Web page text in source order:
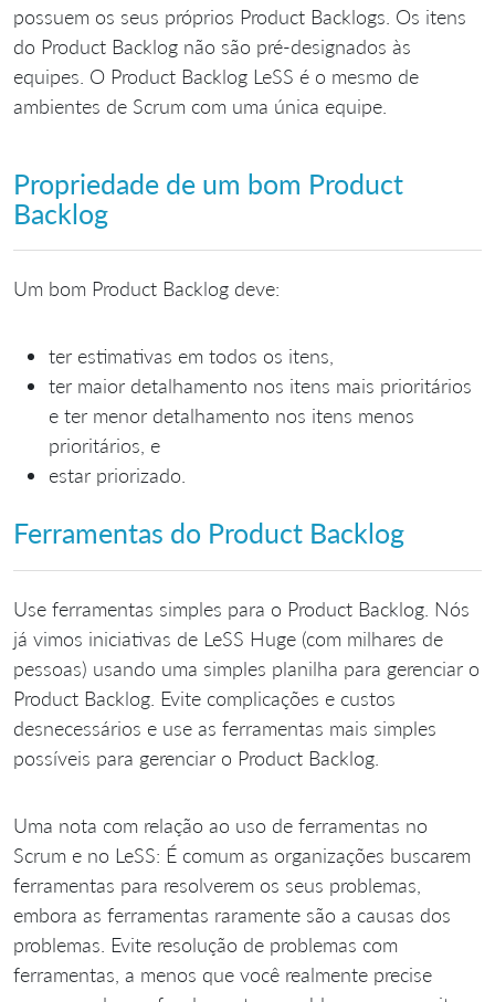
possuem os seus próprios Product Backlogs. Os itens
do Product Backlog não são pré-designados às
equipes. O Product Backlog LeSS é o mesmo de
ambientes de Scrum com uma única equipe.
Propriedade de um bom Product
Backlog
Um bom Product Backlog deve:
ter estimativas em todos os itens,
ter maior detalhamento nos itens mais prioritários
e ter menor detalhamento nos itens menos
prioritários, e
estar priorizado.
Ferramentas do Product Backlog
Use ferramentas simples para o Product Backlog. Nós
já vimos iniciativas de LeSS Huge (com milhares de
pessoas) usando uma simples planilha para gerenciar o
Product Backlog. Evite complicações e custos
desnecessários e use as ferramentas mais simples
possíveis para gerenciar o Product Backlog.
Uma nota com relação ao uso de ferramentas no
Scrum e no LeSS: É comum as organizações buscarem
ferramentas para resolverem os seus problemas,
embora as ferramentas raramente são a causas dos
problemas. Evite resolução de problemas com
ferramentas, a menos que você realmente precise